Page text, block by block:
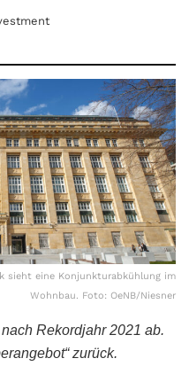
sieht eine Konjunkturabkühlung im
Wohnbau. Foto: OeNB/Niesner
Rekordjahr 2021 ab.
zurück.